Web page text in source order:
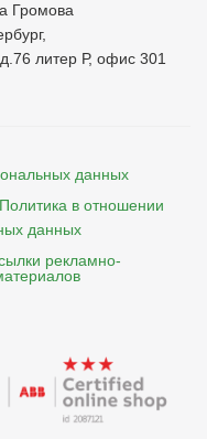
Громова
литер Р, офис 301
данных
Политика в отношении
данных
рекламно-